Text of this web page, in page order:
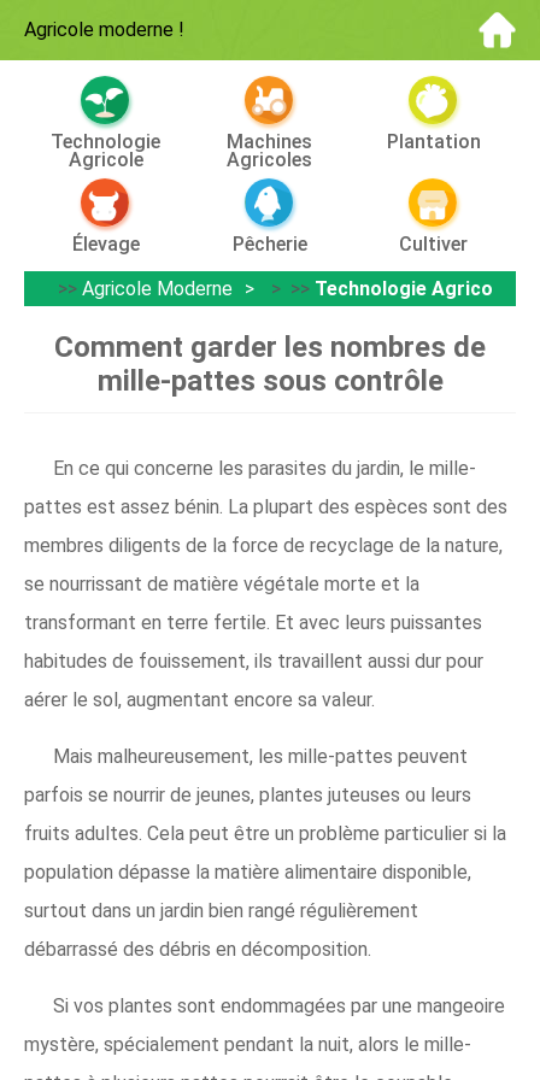
Agricole moderne !
Technologie
Agricole
Machines
Agricoles
Plantation
Élevage Pêcherie
Cultiver
>> Agricole Moderne > >> Technologie Agricole
Comment garder les nombres de
mille-pattes sous contrôle
En ce qui concerne les parasites du jardin, le mille-
pattes est assez bénin. La plupart des espèces sont des
membres diligents de la force de recyclage de la nature,
se nourrissant de matière végétale morte et la
transformant en terre fertile. Et avec leurs puissantes
habitudes de fouissement, ils travaillent aussi dur pour
aérer le sol, augmentant encore sa valeur.
Mais malheureusement, les mille-pattes peuvent
parfois se nourrir de jeunes, plantes juteuses ou leurs
fruits adultes. Cela peut être un problème particulier si la
population dépasse la matière alimentaire disponible,
surtout dans un jardin bien rangé régulièrement
débarrassé des débris en décomposition.
Si vos plantes sont endommagées par une mangeoire
mystère, spécialement pendant la nuit, alors le mille-